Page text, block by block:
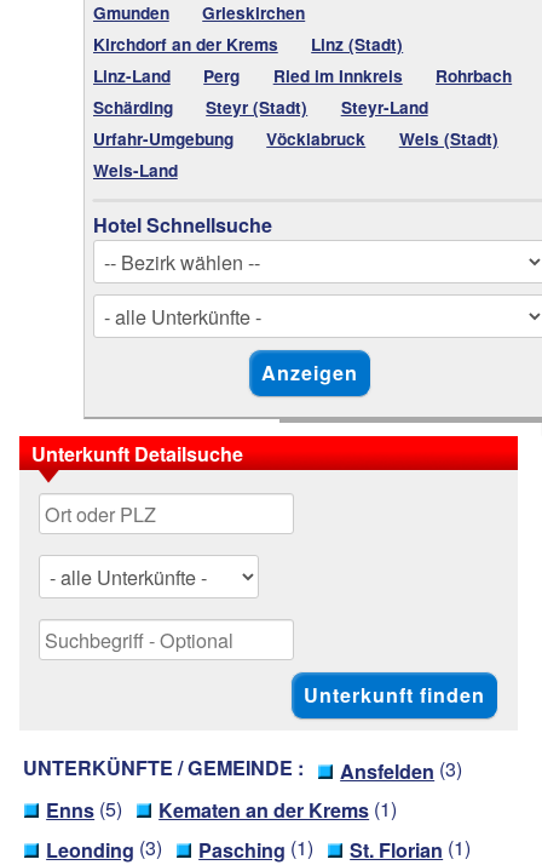
Gmunden
Grieskirchen
Kirchdorf an der Krems
Linz (Stadt)
Linz-Land
Perg Ried im Innkreis
Rohrbach
Schärding
Steyr (Stadt)
Steyr-Land
Urfahr-Umgebung
Vöcklabruck
Wels (Stadt)
Wels-Land
Hotel Schnellsuche
Unterkunft Detailsuche
UNTERKÜNFTE / GEMEINDE : Ansfelden (3)
Enns (5) Kematen an der Krems (1)
Leonding (3) Pasching (1) St. Florian (1)